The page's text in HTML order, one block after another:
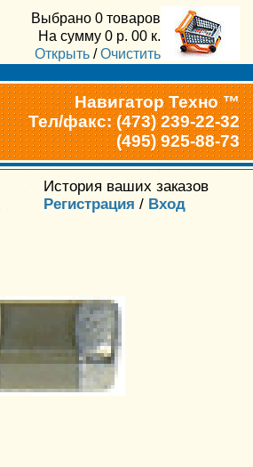
Выбрано 0 товаров
На сумму 0 р. 00 к.
Открыть /Очистить
Навигатор Техно ™
Тел/факс: (473) 239-22-32
(495) 925-88-73
История ваших заказов
Регистрация / Вход